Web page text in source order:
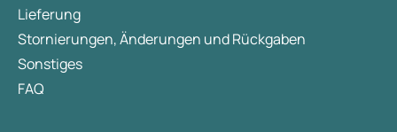
Lieferung
Stornierungen, Änderungen und Rückgaben
Sonstiges
FAQ